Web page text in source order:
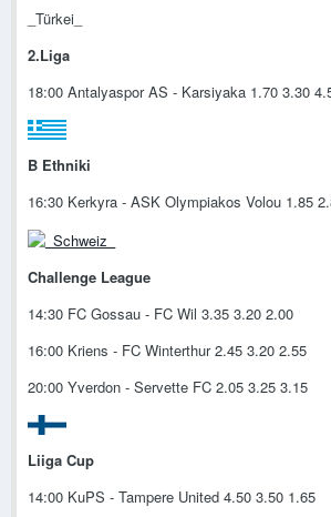
_Türkei_
2.Liga
18:00 Antalyaspor AS - Karsiyaka 1.70 3.30
B Ethniki
16:30 Kerkyra - ASK Olympiakos Volou 1.85
Challenge League
14:30 FC Gossau - FC Wil 3.35 3.20 2.00
16:00 Kriens - FC Winterthur 2.45 3.20 2.55
20:00 Yverdon - Servette FC 2.05 3.25 3.15
Liiga Cup
14:00 KuPS - Tampere United 4.50 3.50 1.65